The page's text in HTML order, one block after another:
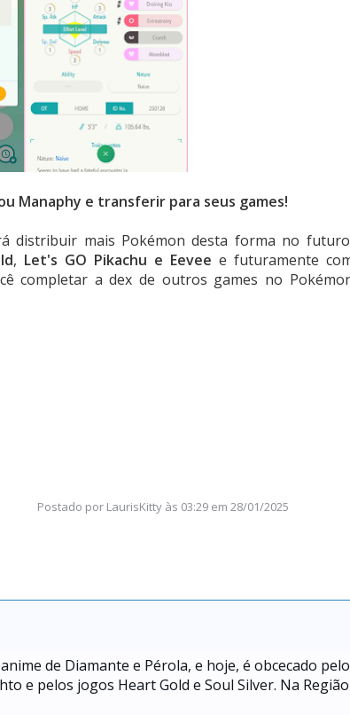
Manaphy e transferir para seus games!
distribuir mais Pokémon desta forma no
, Let's GO Pikachu e Eevee e futuramente
completar a dex de outros games no
Postado por LaurisKitty às 03:29 em 28/01/2025
de Diamante e Pérola, e hoje, é obcecado pelo
e pelos jogos Heart Gold e Soul Silver. Na